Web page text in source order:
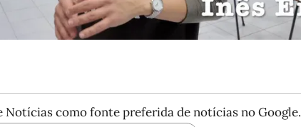
Notícias como fonte preferida de notícias no Google.